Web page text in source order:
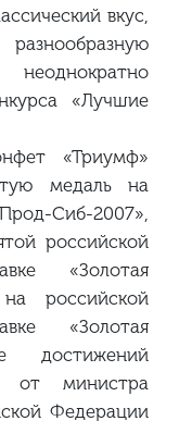
вкус,
«Лучшие
«Триумф»
медаль на
Сиб-2007»,
российской
«Золотая
российской
«Золотая
достижений
от министра
Федерации